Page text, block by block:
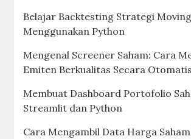
Belajar Backtesting Strategi
Menggunakan Python
Mengenal Screener Saham: Cara
Emiten Berkualitas Secara Otomatis
Membuat Dashboard Portofolio
Streamlit dan Python
Cara Mengambil Data Harga